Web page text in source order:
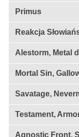
Primus
Reakcja
Alestorm, Metal
Mortal Sin,
Savatage,
Testament,
Agnostic Front,